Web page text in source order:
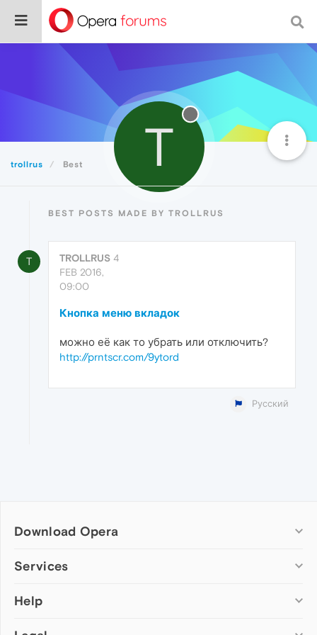
trollrus Best T
BEST POSTS MADE BY TROLLRUS
T TROLLRUS 4
FEB 2016,
09:00
Кнопка меню вкладок
можно её как то убрать или отключить?
http://prntscr.com/9ytord
Русский
Download Opera
Computer browsers
Opera for Mac
Services
Add-ons
Help